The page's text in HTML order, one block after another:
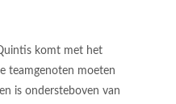
komt met het
teamgenoten moeten
is ondersteboven van